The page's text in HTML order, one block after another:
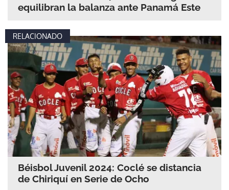
equilibran la balanza ante Panamá Este
RELACIONADO
Béisbol Juvenil 2024: Coclé se distancia
de Chiriquí en Serie de Ocho